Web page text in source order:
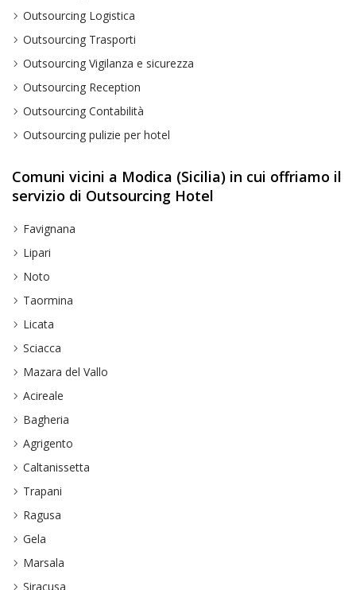
Outsourcing Logistica
Outsourcing Trasporti
Outsourcing Vigilanza e sicurezza
Outsourcing Reception
Outsourcing Contabilità
Outsourcing pulizie per hotel
Comuni vicini a Modica (Sicilia) in cui offriamo il
servizio di Outsourcing Hotel
Favignana
Lipari
Noto
Taormina
Licata
Sciacca
Mazara del Vallo
Acireale
Bagheria
Agrigento
Caltanissetta
Trapani
Ragusa
Gela
Marsala
Siracusa